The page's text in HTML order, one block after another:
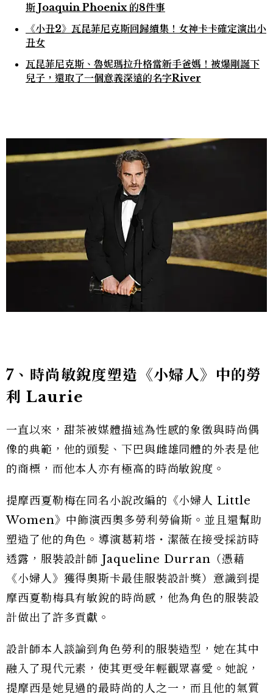
斯 Joaquin Phoenix 的8件事
《小丑2》瓦昆菲尼克斯回歸續集！女神卡卡確定演出小
丑女
瓦昆菲尼克斯、魯妮瑪拉升格當新手爸媽！被爆剛誕下
兒子，還取了一個意義深遠的名字River
7 、 時尚敏銳度塑造《小婦人》中的勞
利 Laurie
一直以來，甜茶被媒體描述為性感的象徵與時尚偶
像的典範，他的頭髮、下巴與雌雄同體的外表是他
的商標，而他本人亦有極高的時尚敏銳度。
提摩西夏勒梅在同名小說改編的《小婦人 Little
Women》中飾演西奧多勞利勞倫斯。並且還幫助
塑造了他的角色。導演葛莉塔・潔薇在接受採訪時
透露，服裝設計師 Jaqueline Durran（憑藉
《小婦人》獲得奧斯卡最佳服裝設計獎）意識到提
摩西夏勒梅具有敏銳的時尚感，他為角色的服裝設
計做出了許多貢獻。
設計師本人談論到角色勞利的服裝造型，她在其中
融入了現代元素，使其更受年輕觀眾喜愛。她說，
提摩西是她見過的最時尚的人之一，而且他的氣質